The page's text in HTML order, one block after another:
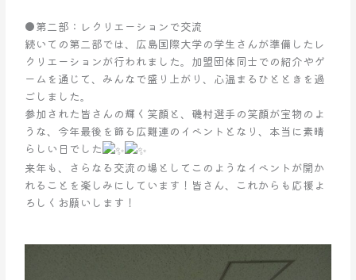
●第二部：レクリエーションで交流
続いての第二部では、広島国際大学の学生さんが準備したレ
クリエーションが行われました。加盟団体同士での紹介やゲ
ームを通じて、みんなで盛り上がり、心温まるひとときを過
ごしました。
参加された皆さんの輝く笑顔と、磯村選手の笑顔が宝物のよ
うな、今年最後を飾る広難連のイベントとなり、本当に素晴
らしい日でした
来年も、さらなる交流の場としてこのようなイベントが開か
れることを楽しみにしています！皆さん、これからも応援よ
ろしくお願いします！